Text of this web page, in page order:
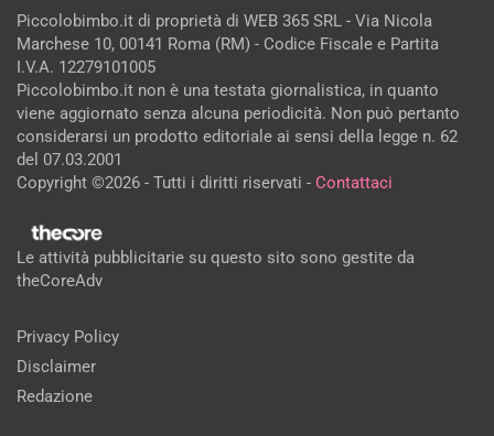
Piccolobimbo.it di proprietà di WEB 365 SRL - Via Nicola
Marchese 10, 00141 Roma (RM) - Codice Fiscale e Partita
I.V.A. 12279101005
Piccolobimbo.it non è una testata giornalistica, in quanto
viene aggiornato senza alcuna periodicità. Non può pertanto
considerarsi un prodotto editoriale ai sensi della legge n. 62
del 07.03.2001
Copyright ©2026 - Tutti i diritti riservati - Contattaci
Le attività pubblicitarie su questo sito sono gestite da
theCoreAdv
Privacy Policy
Disclaimer
Redazione